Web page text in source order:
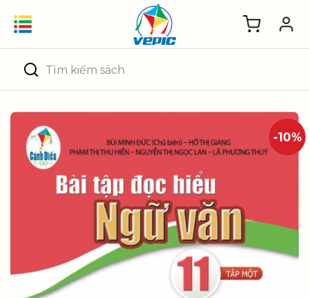
Tìm
kiếm:
-10%